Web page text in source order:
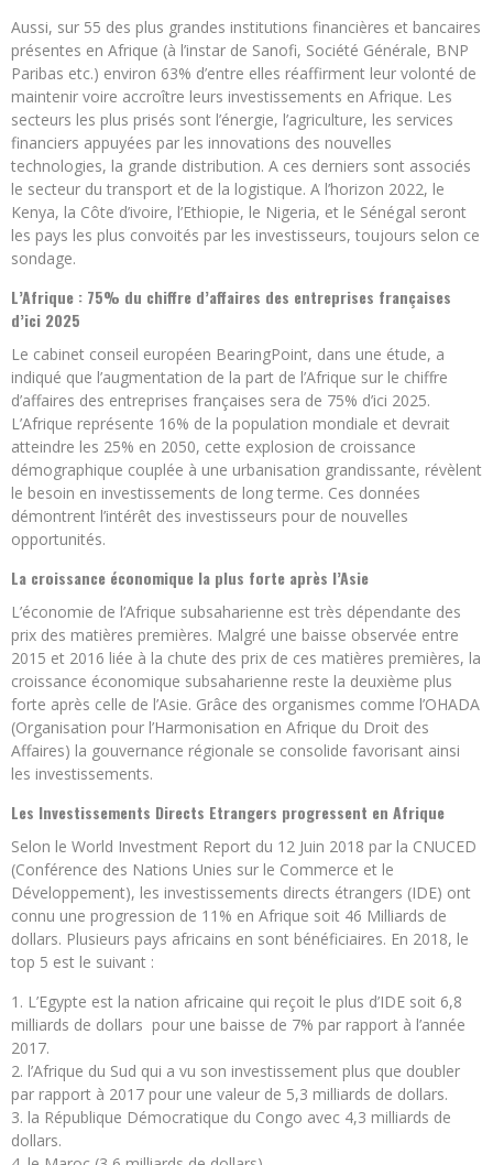
Aussi, sur 55 des plus grandes institutions financières et bancaires
présentes en Afrique (à l’instar de Sanofi, Société Générale, BNP
Paribas etc.) environ 63% d’entre elles réaffirment leur volonté de
maintenir voire accroître leurs investissements en Afrique. Les
secteurs les plus prisés sont l’énergie, l’agriculture, les services
financiers appuyées par les innovations des nouvelles
technologies, la grande distribution. A ces derniers sont associés
le secteur du transport et de la logistique. A l’horizon 2022, le
Kenya, la Côte d’ivoire, l’Ethiopie, le Nigeria, et le Sénégal seront
les pays les plus convoités par les investisseurs, toujours selon ce
sondage.
L’Afrique : 75% du chiffre d’affaires des entreprises françaises
d’ici 2025
Le cabinet conseil européen BearingPoint, dans une étude, a
indiqué que l’augmentation de la part de l’Afrique sur le chiffre
d’affaires des entreprises françaises sera de 75% d’ici 2025.
L’Afrique représente 16% de la population mondiale et devrait
atteindre les 25% en 2050, cette explosion de croissance
démographique couplée à une urbanisation grandissante, révèlent
le besoin en investissements de long terme. Ces données
démontrent l’intérêt des investisseurs pour de nouvelles
opportunités.
La croissance économique la plus forte après l’Asie
L’économie de l’Afrique subsaharienne est très dépendante des
prix des matières premières. Malgré une baisse observée entre
2015 et 2016 liée à la chute des prix de ces matières premières, la
croissance économique subsaharienne reste la deuxième plus
forte après celle de l’Asie. Grâce des organismes comme l’OHADA
(Organisation pour l’Harmonisation en Afrique du Droit des
Affaires) la gouvernance régionale se consolide favorisant ainsi
les investissements.
Les Investissements Directs Etrangers progressent en Afrique
Selon le World Investment Report du 12 Juin 2018 par la CNUCED
(Conférence des Nations Unies sur le Commerce et le
Développement), les investissements directs étrangers (IDE) ont
connu une progression de 11% en Afrique soit 46 Milliards de
dollars. Plusieurs pays africains en sont bénéficiaires. En 2018, le
top 5 est le suivant :
L’Egypte est la nation africaine qui reçoit le plus d’IDE soit 6,8
milliards de dollars pour une baisse de 7% par rapport à l’année
2017.
l’Afrique du Sud qui a vu son investissement plus que doubler
par rapport à 2017 pour une valeur de 5,3 milliards de dollars.
la République Démocratique du Congo avec 4,3 milliards de
dollars.